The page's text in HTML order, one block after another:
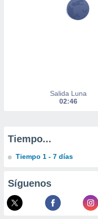
o acceder
perfiles
Salida Luna
02:46
Tiempo...
Tiempo 1 - 7 días
Síguenos